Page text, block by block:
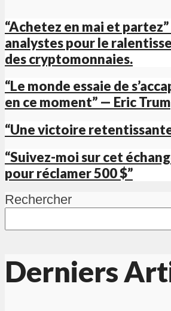
“Achetez en mai et
analystes pour le
des cryptomonnaies.
“Le monde essaie de
en ce moment” — Eric
“Une victoire
“Suivez-moi sur cet
pour réclamer 500 $”
Rechercher
Derniers